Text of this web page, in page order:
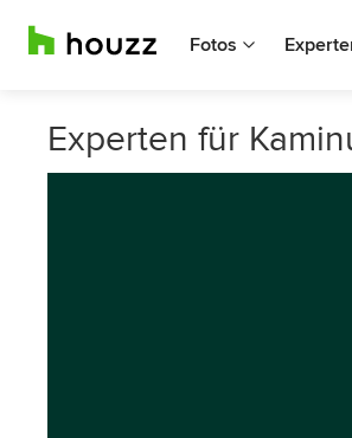
Fotos
Experten für